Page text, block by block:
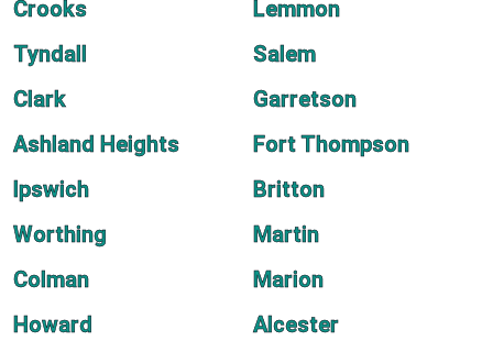
Crooks
Lemmon
Tyndall
Salem
Clark
Garretson
Ashland Heights
Fort Thompson
Ipswich
Britton
Worthing
Martin
Colman
Marion
Howard
Alcester